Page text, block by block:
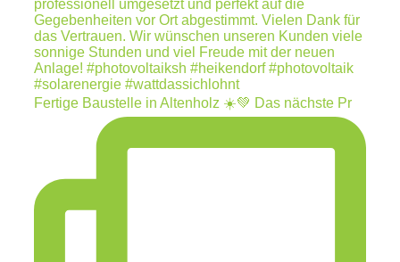
Fertige Baustelle in Altenholz ☀️💚 Das nächste Pr